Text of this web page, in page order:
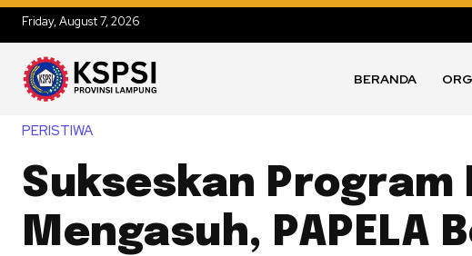
Friday, August 7, 2026
BERANDA
PERISTIWA
Sukseskan Program
Mengasuh, PAPELA